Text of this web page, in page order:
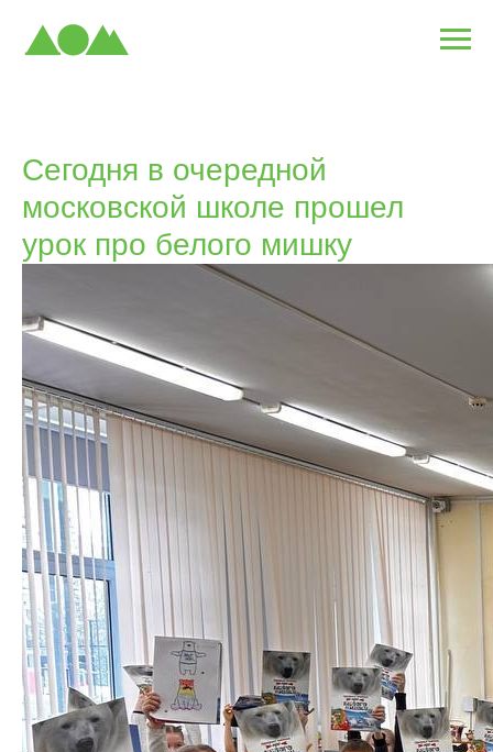
Сегодня в очередной
московской школе прошел
урок про белого мишку